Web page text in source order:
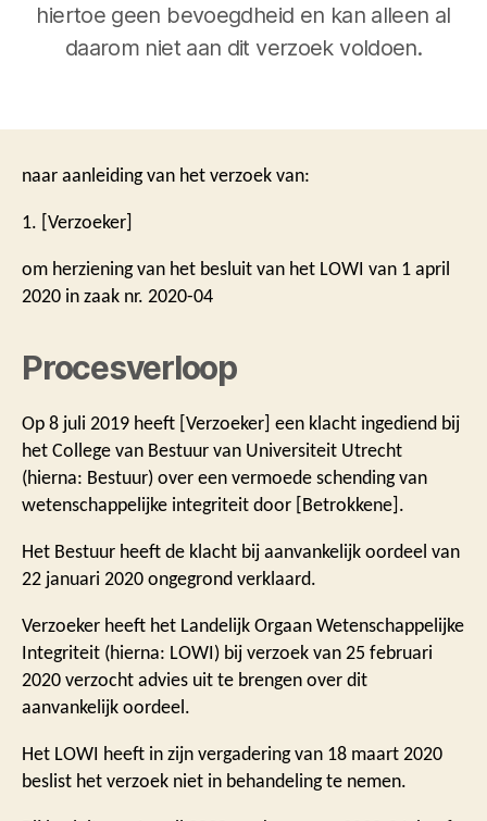
hiertoe geen bevoegdheid en kan alleen al
daarom niet aan dit verzoek voldoen.
naar aanleiding van het verzoek van:
1. [Verzoeker]
om herziening van het besluit van het LOWI van 1 april
2020 in zaak nr. 2020-04
Procesverloop
Op 8 juli 2019 heeft [Verzoeker] een klacht ingediend bij
het College van Bestuur van Universiteit Utrecht
(hierna: Bestuur) over een vermoede schending van
wetenschappelijke integriteit door [Betrokkene].
Het Bestuur heeft de klacht bij aanvankelijk oordeel van
22 januari 2020 ongegrond verklaard.
Verzoeker heeft het Landelijk Orgaan Wetenschappelijke
Integriteit (hierna: LOWI) bij verzoek van 25 februari
2020 verzocht advies uit te brengen over dit
aanvankelijk oordeel.
Het LOWI heeft in zijn vergadering van 18 maart 2020
beslist het verzoek niet in behandeling te nemen.